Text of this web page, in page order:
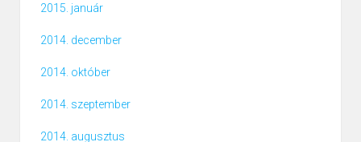
2015. január
2014. december
2014. október
2014. szeptember
2014. augusztus